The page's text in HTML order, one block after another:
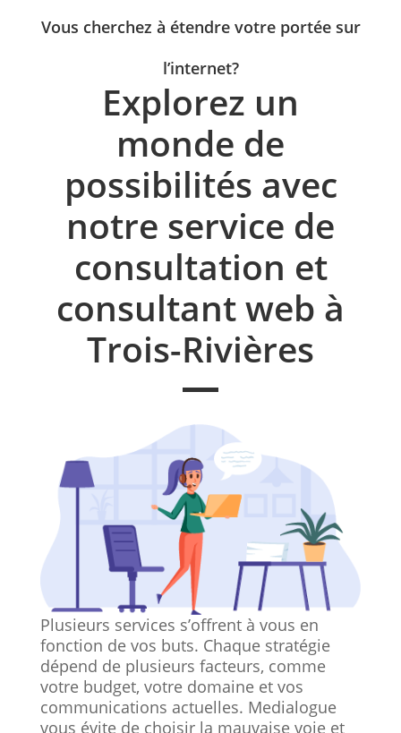
Vous cherchez à étendre votre portée sur
l’internet?
Explorez un
monde de
possibilités avec
notre service de
consultation et
consultant web à
Trois-Rivières
Plusieurs services s’offrent à vous en
fonction de vos buts. Chaque stratégie
dépend de plusieurs facteurs, comme
votre budget, votre domaine et vos
communications actuelles. Medialogue
vous évite de choisir la mauvaise voie et